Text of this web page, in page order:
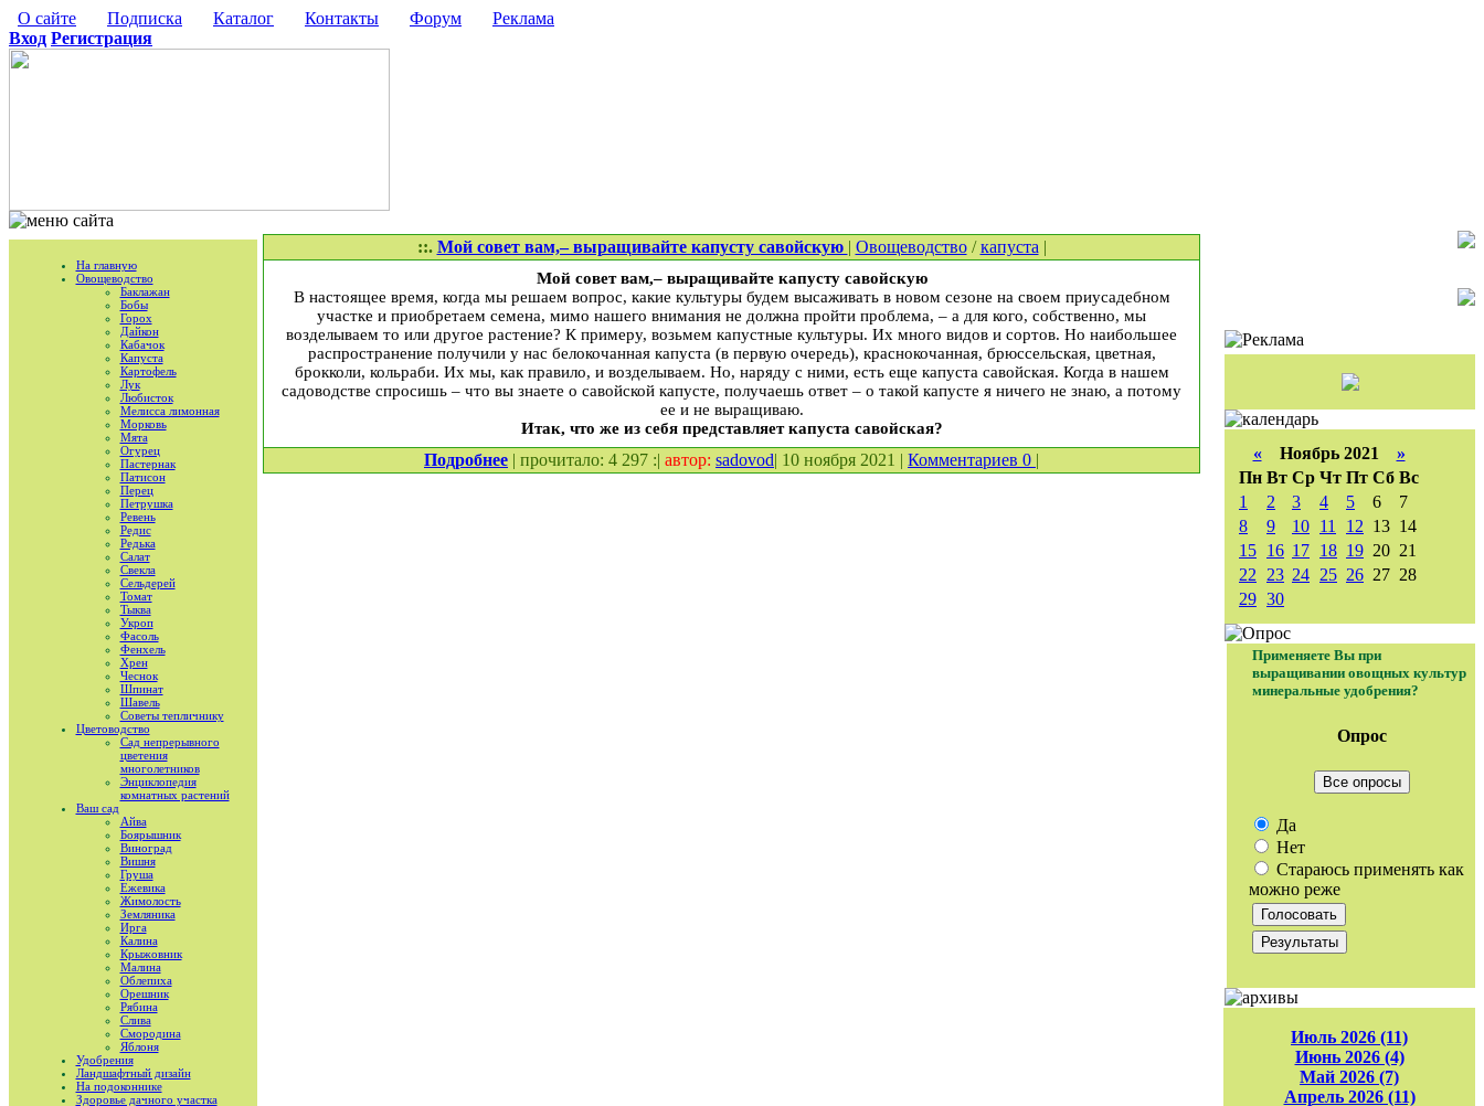
О сайте Подписка Каталог Контакты Форум
Реклама
Вход Регистрация
На главную
Овощеводство
Баклажан
Бобы
Горох
Дайкон
Кабачок
Капуста
Картофель
Лук
Любисток
Мелисса лимонная
Морковь
Мята
Огурец
Пастернак
Патисон
Перец
Петрушка
Ревень
Редис
Редька
Салат
Свекла
Сельдерей
Томат
Тыква
Укроп
Фасоль
Фенхель
Хрен
Чеснок
Шпинат
Шавель
Советы тепличнику
Цветоводство
Сад непрерывного
цветения
многолетников
Энциклопедия
комнатных растений
Ваш сад
Айва
Боярышник
Виноград
Вишня
Груша
Ежевика
Жимолость
Земляника
Ирга
Калина
Крыжовник
Малина
Облепиха
Орешник
Рябина
Слива
Смородина
Яблоня
Удобрения
Ландшафтный дизайн
На подоконнике
Здоровье дачного участка
::. Мой совет вам,– выращивайте капусту савойскую | Овощеводство/капуста |
Мой совет вам,– выращивайте капусту савойскую
В настоящее время, когда мы решаем вопрос, какие культуры будем высаживать в новом сезоне на своем приусадебном
участке и приобретаем семена, мимо нашего внимания не должна пройти проблема, – а для кого, собственно, мы
возделываем то или другое растение? К примеру, возьмем капустные культуры. Их много видов и сортов. Но наибольшее
распространение получили у нас белокочанная капуста (в первую очередь), краснокочанная, брюссельская, цветная,
брокколи, кольраби. Их мы, как правило, и возделываем. Но, наряду с ними, есть еще капуста савойская. Когда в нашем
садоводстве спросишь – что вы знаете о савойской капусте, получаешь ответ – о такой капусте я ничего не знаю, а потому
ее и не выращиваю.
Итак, что же из себя представляет капуста савойская?
Подробнее | прочитало: 4 297 :| автор: sadovod| 10 ноября 2021 | Комментариев 0 | «Ноябрь 2021 »
Пн Вт Ср Чт Пт Сб Вс
1
2 3 4 5 6
7
8
9 10 11 12 13 14
15 16 17 18 19 20 21
22
23 24 25 26 27 28
29 30
Применяете Вы при
выращивании овощных культур
минеральные удобрения?
Опрос
Все опросы
Да
Нет
Стараюсь применять как
можно реже
Июль 2026 (11)
Июнь 2026 (4)
Май 2026 (7)
Апрель 2026 (11)